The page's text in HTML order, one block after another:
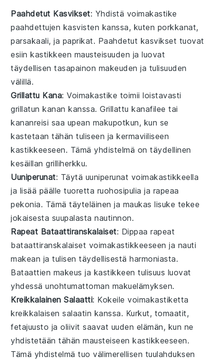
Paahdetut Kasvikset: Yhdistä voimakastike
paahdettujen kasvisten kanssa, kuten porkkanat,
parsakaali, ja paprikat. Paahdetut kasvikset tuovat
esiin kastikkeen mausteisuuden ja luovat
täydellisen tasapainon makeuden ja tulisuuden
välillä.
Grillattu Kana: Voimakastike toimii loistavasti
grillatun kanan kanssa. Grillattukanafilee tai
kananreisi saa upean makupotkun, kun se
kastetaan tähän tuliseen ja kermaviiliseen
kastikkeeseen. Tämä yhdistelmä on täydellinen
kesäillan grilliherkku.
Uuniperunat: Täytä uuniperunat voimakastikkeella
ja lisää päälletuoretta ruohosipulia ja rapeaa
pekonia. Tämätäyteläinen ja maukas lisuke tekee
jokaisesta suupalasta nautinnon.
Rapeat Bataattiranskalaiset: Dippaarapeat
bataattiranskalaiset voimakastikkeeseen ja nauti
makean jatulisen täydellisestä harmoniasta.
Bataattien makeus ja kastikkeentulisuus luovat
yhdessä unohtumattoman makuelämyksen.
Kreikkalainen Salaatti: Kokeile voimakastiketta
kreikkalaisen salaatin kanssa. Kurkut, tomaatit,
fetajuusto jaoliivit saavat uuden elämän, kun ne
yhdistetään tähän mausteiseen kastikkeeseen.
Tämä yhdistelmä tuovälimerellisen tuulahduksen